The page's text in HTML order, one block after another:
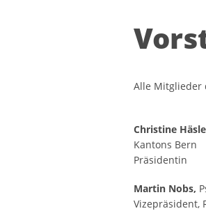
Alle Mitglieder
Christine
Kantons Bern
Präsidentin
Martin Nobs,
Vizepräsident,